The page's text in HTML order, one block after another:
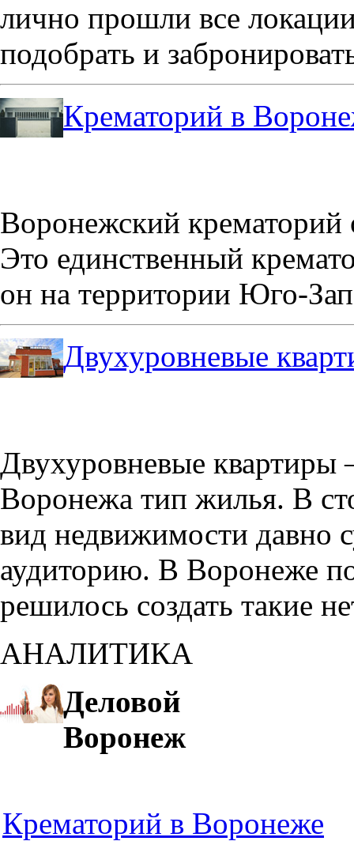
лично прошли все
подобрать и
Крематорий в
Воронежский крематорий
Это единственный
он на территории Юго-
Двухуровневые
Двухуровневые квартиры
Воронежа тип жилья. В
вид недвижимости давно
аудиторию. В Воронеже
решилось создать такие
АНАЛИТИКА
Деловой
Воронеж
Крематорий в Воронеже